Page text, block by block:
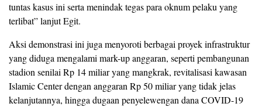
tuntas kasus ini serta menindak tegas para oknum pelaku yang
terlibat” lanjut Egit.
Aksi demonstrasi ini juga menyoroti berbagai proyek infrastruktur
yang diduga mengalami mark-up anggaran, seperti pembangunan
stadion senilai Rp 14 miliar yang mangkrak, revitalisasi kawasan
Islamic Center dengan anggaran Rp 50 miliar yang tidak jelas
kelanjutannya, hingga dugaan penyelewengan dana COVID-19